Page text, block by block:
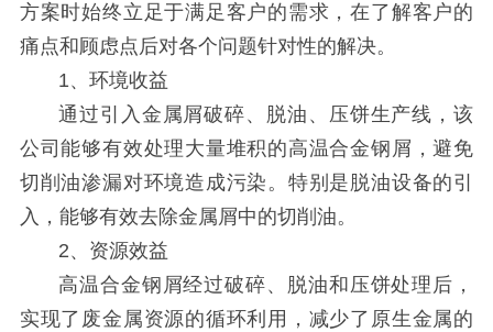
方案时始终立足于满足客户的需求，在了解客户的
痛点和顾虑点后对各个问题针对性的解决。
1、环境收益
通过引入金属屑破碎、脱油、压饼生产线，该
公司能够有效处理大量堆积的高温合金钢屑，避免
切削油渗漏对环境造成污染。特别是脱油设备的引
入，能够有效去除金属屑中的切削油。
2、资源效益
高温合金钢屑经过破碎、脱油和压饼处理后，
实现了废金属资源的循环利用，减少了原生金属的